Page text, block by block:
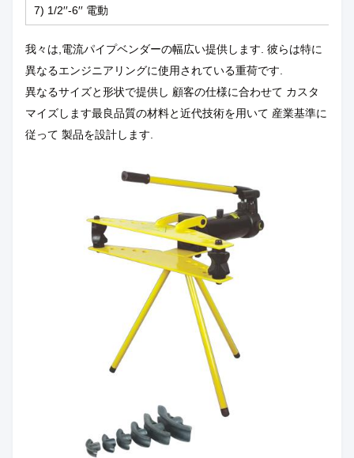
7) 1/2′′-6′′ 電動
我々は,電流パイプベンダーの幅広い提供します. 彼らは特に
異なるエンジニアリングに使用されている重荷です.
異なるサイズと形状で提供し 顧客の仕様に合わせて カスタ
マイズします最良品質の材料と近代技術を用いて 産業基準に
従って 製品を設計します.